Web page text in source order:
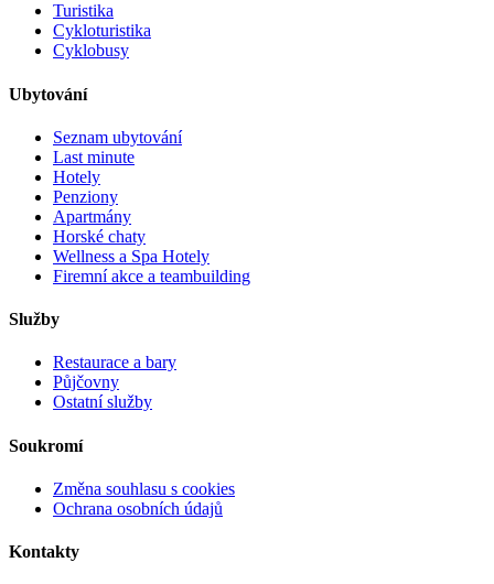
Turistika
Cykloturistika
Cyklobusy
Ubytování
Seznam ubytování
Last minute
Hotely
Penziony
Apartmány
Horské chaty
Wellness a Spa Hotely
Firemní akce a teambuilding
Služby
Restaurace a bary
Půjčovny
Ostatní služby
Soukromí
Změna souhlasu s cookies
Ochrana osobních údajů
Kontakty